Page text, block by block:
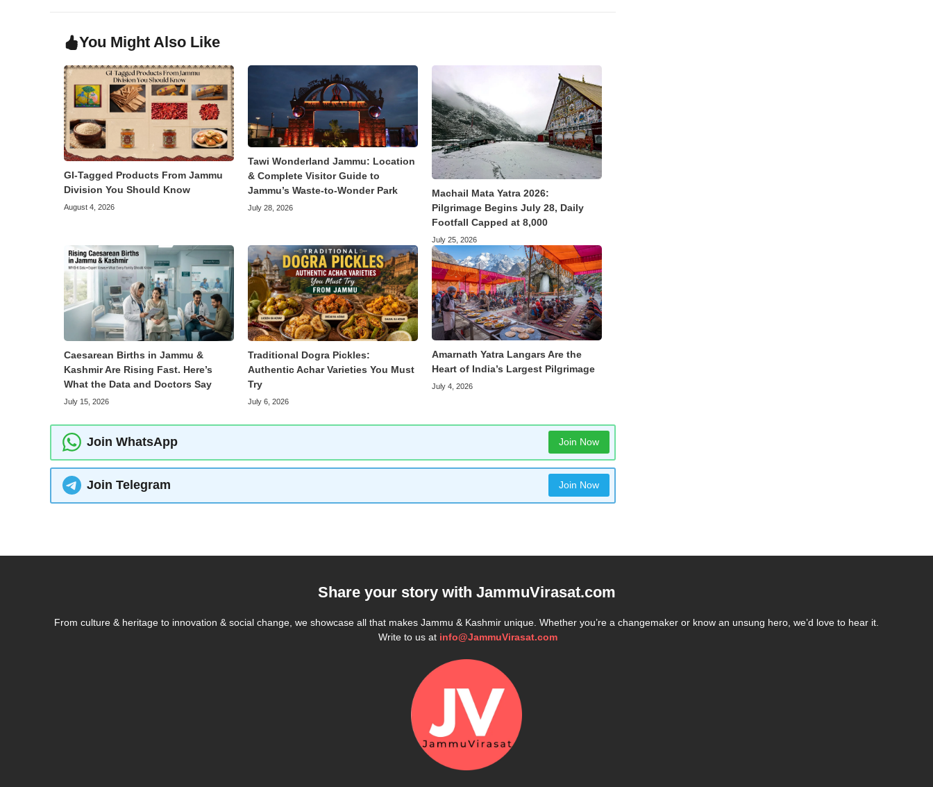
You Might Also Like
GI-Tagged Products From Jammu
Division You Should Know
August 4, 2026
Tawi Wonderland Jammu: Location
& Complete Visitor Guide to
Jammu’s Waste-to-Wonder Park
July 28, 2026
Machail Mata Yatra 2026:
Pilgrimage Begins July 28, Daily
Footfall Capped at 8,000
July 25, 2026
Caesarean Births in Jammu &
Kashmir Are Rising Fast. Here’s
What the Data and Doctors Say
July 15, 2026
Traditional Dogra Pickles:
Authentic Achar Varieties You Must
Try
July 6, 2026
Amarnath Yatra Langars Are the
Heart of India’s Largest Pilgrimage
July 4, 2026
Join WhatsApp Join Now
Join Telegram Join Now
Share your story with JammuVirasat.com
From culture & heritage to innovation & social change, we showcase all that makes Jammu & Kashmir unique. Whether you’re a changemaker or know an unsung hero, we’d love to hear it.
Write to us at info@JammuVirasat.com